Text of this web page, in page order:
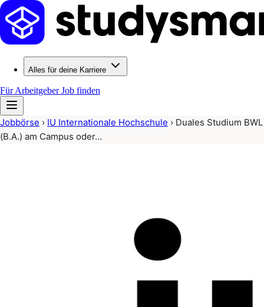
Alles für deine Karriere
Für ArbeitgeberJob finden
Jobbörse › IU Internationale Hochschule › Duales Studium BWL
(B.A.) am Campus oder…